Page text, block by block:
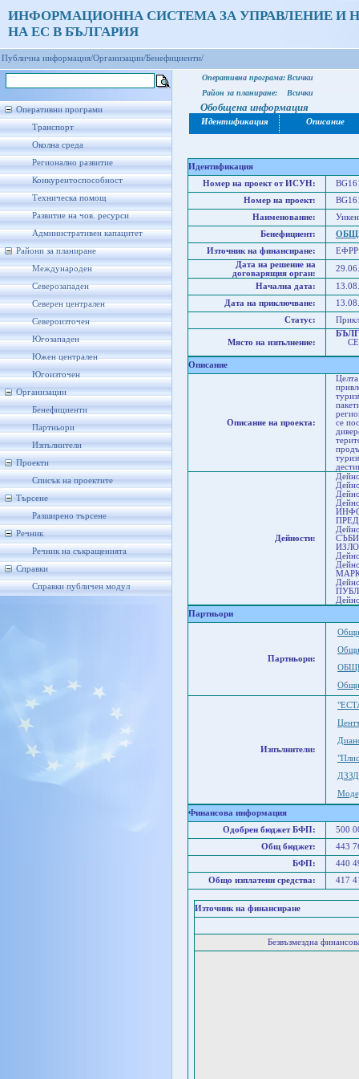
ИНФОРМАЦИОННА СИСТЕМА ЗА УПРАВЛЕНИЕ И
НА ЕС В БЪЛГАРИЯ
Публична информация/Организации/Бенефициенти/
Оперативни програми
Транспорт
Околна среда
Регионално развитие
Конкурентоспособност
Техническа помощ
Развитие на чов. ресурси
Административен капацитет
Райони за планиране
Международен
Северозападен
Северен централен
Североизточен
Югозападен
Южен централен
Югоизточен
Организации
Бенефициенти
Партньори
Изпълнители
Проекти
Списък на проектите
Търсене
Разширено търсене
Речник
Речник на съкращенията
Справки
Справки публичен модул
Оперативна програма: Всички
Район за планиране:
Всички
Обобщена информация
Идентификация Описание
Идентификация
Номер на проект от ИСУН:
Номер на проект:
Наименование:
Бенефициент:
Източник на финансиране:
Дата на решение на
договарящия орган:
Начална дата:
Дата на приключване:
Статус:
Място на изпълнение:
Описание
Описание на проекта:
се
Дейности:
Партньори
Партньори:
Изпълнители:
Финансова информация
Одобрен бюджет БФП:
500
Общ бюджет:
443
БФП:
440
Общо изплатени средства:
417
Източник на финансиране
Безвъзмездна